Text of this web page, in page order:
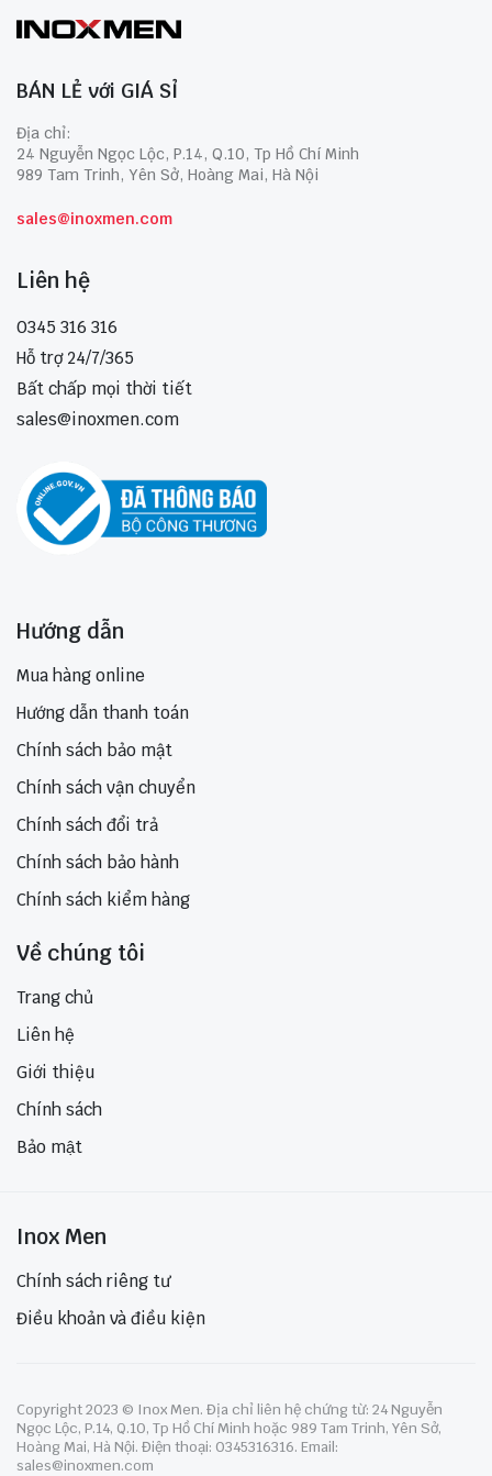
BÁN LẺ với GIÁ SỈ
Địa chỉ:
24 Nguyễn Ngọc Lộc, P.14, Q.10, Tp Hồ Chí Minh
989 Tam Trinh, Yên Sở, Hoàng Mai, Hà Nội
sales@inoxmen.com
Liên hệ
0345 316 316
Hỗ trợ 24/7/365
Bất chấp mọi thời tiết
sales@inoxmen.com
Hướng dẫn
Mua hàng online
Hướng dẫn thanh toán
Chính sách bảo mật
Chính sách vận chuyển
Chính sách đổi trả
Chính sách bảo hành
Chính sách kiểm hàng
Về chúng tôi
Trang chủ
Liên hệ
Giới thiệu
Chính sách
Bảo mật
Inox Men
Chính sách riêng tư
Điều khoản và điều kiện
Copyright 2023 © Inox Men. Địa chỉ liên hệ chứng từ: 24 Nguyễn
Ngọc Lộc, P.14, Q.10, Tp Hồ Chí Minh hoặc 989 Tam Trinh, Yên Sở,
Hoàng Mai, Hà Nội. Điện thoại: 0345316316. Email:
sales@inoxmen.com